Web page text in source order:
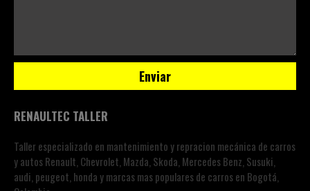
RENAULTEC TALLER
Taller especializado en mantenimiento y repracion mecánica de carros
y autos Renault, Chevrolet, Mazda, Skoda, Mercedes Benz, Susuki,
audi, peugeot, honda y marcas mas populares de carros en Bogotá,